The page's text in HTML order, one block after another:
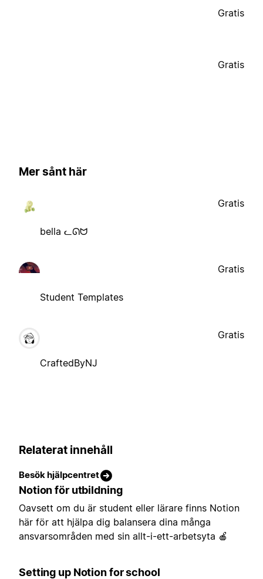
Gratis
Gratis
Mer sånt här
bella ᓚᘏᗢ
Gratis
Student Templates
Gratis
CraftedByNJ
Gratis
Relaterat innehåll
Besök hjälpcentret
Notion för utbildning
Oavsett om du är student eller lärare finns Notion
här för att hjälpa dig balansera dina många
ansvarsområden med sin allt-i-ett-arbetsyta 🍎
Setting up Notion for school